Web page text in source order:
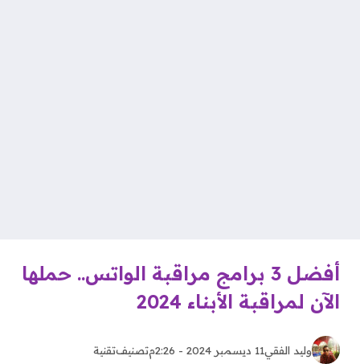
أفضل 3 برامج مراقبة الواتس.. حملها
الآن لمراقبة الأبناء 2024
وليد الفقي11 ديسمبر 2024 - 2:26م تصنيفتقنية